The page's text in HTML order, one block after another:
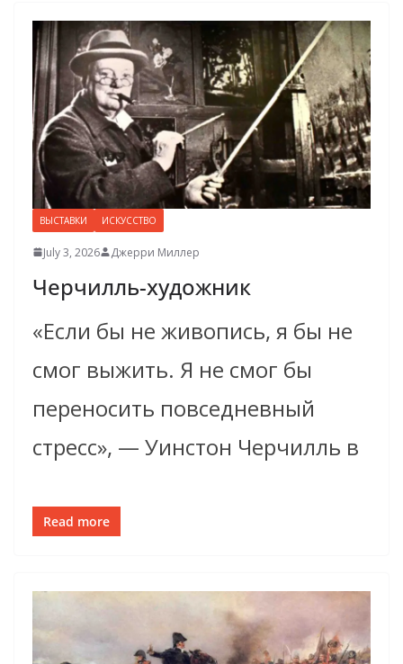
ВЫСТАВКИ ИСКУССТВО
July 3, 2026 Джерри Миллер
Черчилль-художник
«Если бы не живопись, я бы не
смог выжить. Я не смог бы
переносить повседневный
стресс», — Уинстон Черчилль в
Read more